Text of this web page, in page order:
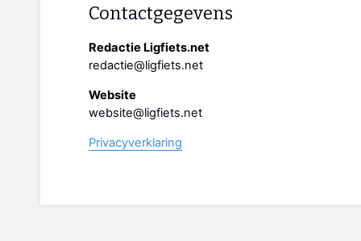
Contactgegevens
Redactie Ligfiets.net
redactie@ligfiets.net
Website
website@ligfiets.net
Privacyverklaring